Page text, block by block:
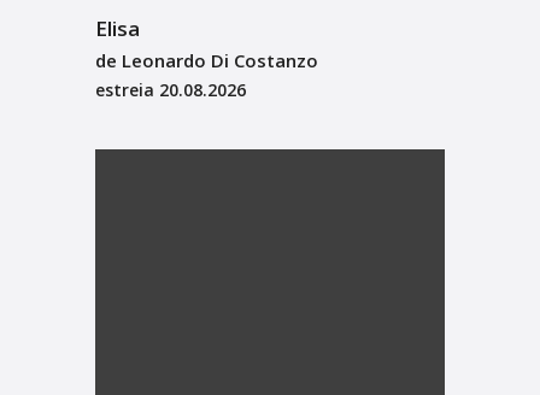
Elisa
de Leonardo Di Costanzo
estreia 20.08.2026